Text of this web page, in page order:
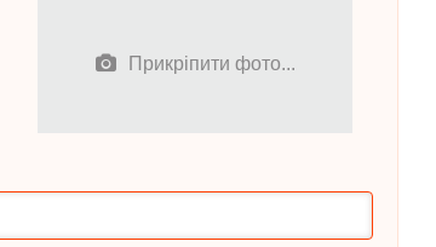
Прикріпити фото...